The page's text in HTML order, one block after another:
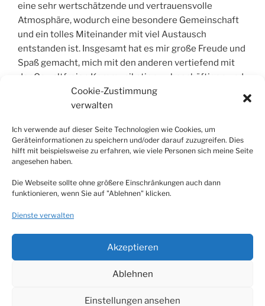
Cookie-Zustimmung
verwalten
Ich verwende auf dieser Seite Technologien wie Cookies, um
Geräteinformationen zu speichern und/oder darauf zuzugreifen. Dies
hilft mit beispielsweise zu erfahren, wie viele Personen sich meine Seite
angesehen haben.
Die Webseite sollte ohne größere Einschränkungen auch dann
funktionieren, wenn Sie auf "Ablehnen" klicken.
Dienste verwalten
Akzeptieren
Ablehnen
Einstellungen ansehen
eine sehr wertschätzende und vertrauensvolle
Atmosphäre, wodurch eine besondere Gemeinschaft
und ein tolles Miteinander mit viel Austausch
entstanden ist. Insgesamt hat es mir große Freude und
Spaß gemacht, mich mit den anderen vertiefend mit
der Gewaltfreien Kommunikation zu beschäftigen und
gemeinsam zu üben. Ich konnte für mich viel
mitnehmen und lernen.
Kaffee-/Teepausen.
Ergänzend sind die Handouts und das Fotoprotokoll
sehr nützlich und helfen beim Erinnern des Gelernten
Die Seminarzeiten in den drei Tagen gingen so schnell
Vanessa Otto